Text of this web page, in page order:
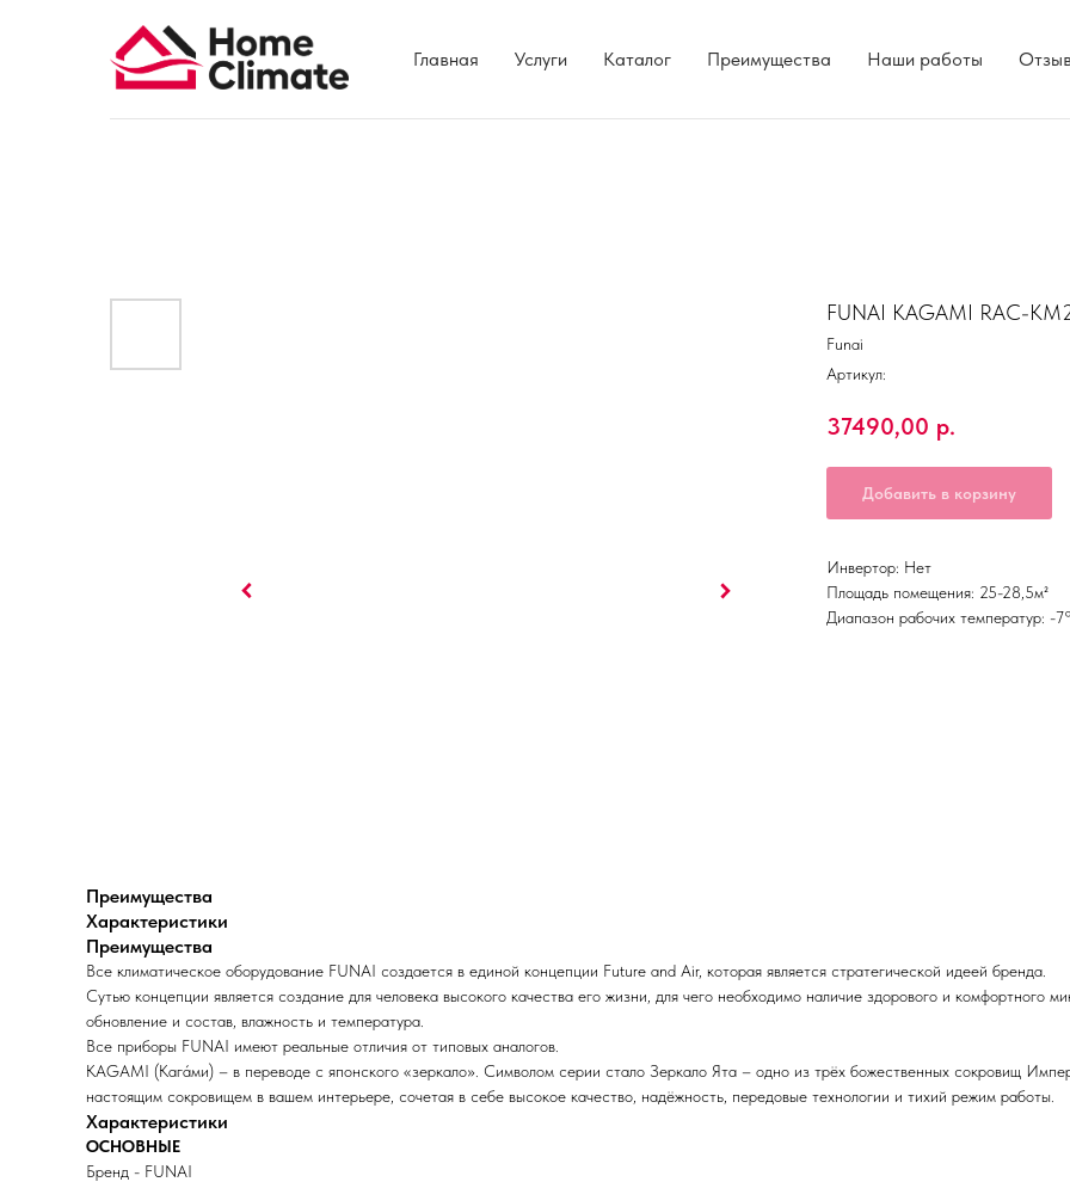
Главная Услуги Каталог Преимущества Наши работы
FUNAI KAGAMI RAC-
Funai
Артикул:
37490,00 р.
Добавить в корзину
Инвертор: Нет
Площадь помещения: 25-28,5м²
Диапазон рабочих температур: -
Преимущества
Характеристики
Преимущества
Все климатическое оборудование FUNAI создается в единой концепции Future and Air, которая является стратегической идеей бренда.
Сутью концепции является создание для человека высокого качества его жизни, для чего необходимо наличие здорового и комфортного
обновление и состав, влажность и температура.
Все приборы FUNAI имеют реальные отличия от типовых аналогов.
KAGAMI (Кага́ми) – в переводе с японского «зеркало». Символом серии стало Зеркало Ята – одно из трёх божественных сокровищ
настоящим сокровищем в вашем интерьере, сочетая в себе высокое качество, надёжность, передовые технологии и тихий режим работы.
Характеристики
ОСНОВНЫЕ
Бренд - FUNAI